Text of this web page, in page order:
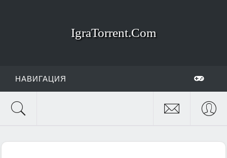
IgraTorrent.Com
НАВИГАЦИЯ